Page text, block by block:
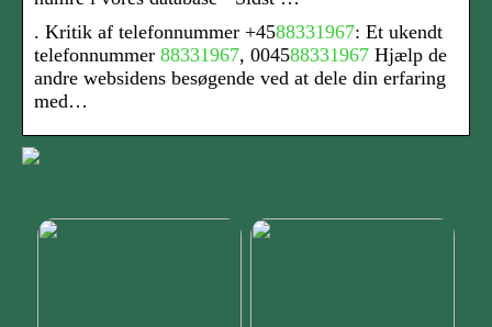
. Kritik af telefonnummer +4588331967: Et ukendt
telefonnummer 88331967, 004588331967 Hjælp de
andre websidens besøgende ved at dele din erfaring
med…